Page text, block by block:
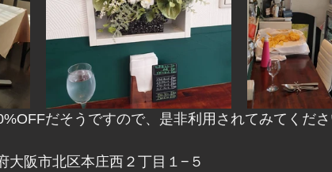
だそうですので、是非利用されてみてくだ
大阪市北区本庄西２丁目１−５